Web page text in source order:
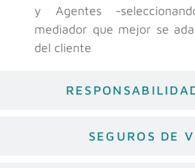
SEGUROS DE
y Agentes -
mediador que mejor se
del cliente